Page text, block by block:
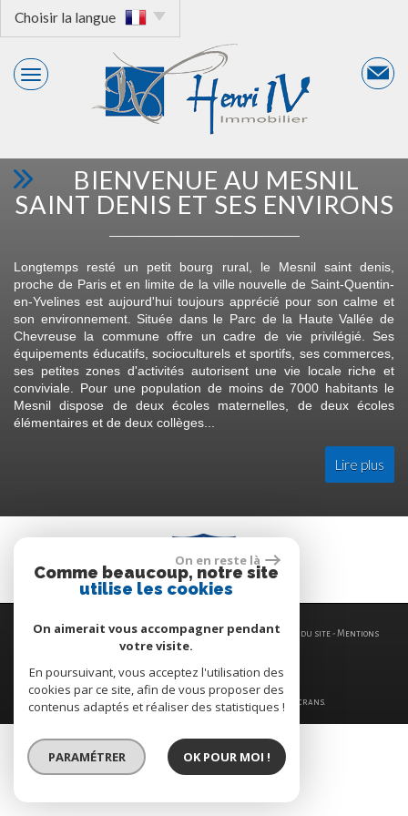
Choisir la langue
BIENVENUE AU MESNIL
SAINT DENIS ET SES ENVIRONS
Longtemps resté un petit bourg rural, le Mesnil saint denis,
proche de Paris et en limite de la ville nouvelle de Saint-Quentin-
en-Yvelines est aujourd'hui toujours apprécié pour son calme et
son environnement. Située dans le Parc de la Haute Vallée de
Chevreuse la commune offre un cadre de vie privilégié. Ses
équipements éducatifs, socioculturels et sportifs, ses commerces,
ses petites zones d'activités autorisent une vie locale riche et
conviviale. Pour une population de moins de 7000 habitants le
Mesnil dispose de deux écoles maternelles, de deux écoles
élémentaires et de deux collèges...
Lire plus
© 2026 | Tous droits réservés | Traduction powered by Google -Plan du site-Mentions
Nos honoraires-Partenaires-Admin
Site internet compatible multi-supports,
un seul site adaptable à tous les types d'écrans.
On en reste là
Comme beaucoup, notre site
utilise les cookies
On aimerait vous accompagner pendant
votre visite.
En poursuivant, vous acceptez l'utilisation des
cookies par ce site, afin de vous proposer des
contenus adaptés et réaliser des statistiques !
PARAMÉTRER OK POUR MOI !